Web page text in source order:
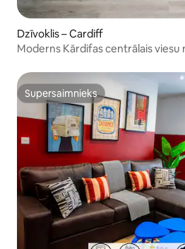
Dzīvoklis – Cardiff
Moderns Kārdifas centrālais viesu
Supersaimnieks
Supersaimnieks